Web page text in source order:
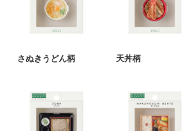
さぬきうどん柄 天丼柄